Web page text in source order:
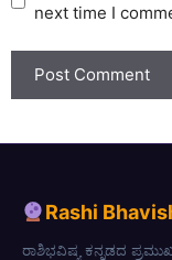
next time I
Rashi
ರಾಶಿಭವಿಷ್ಯ ಕನ್ನಡದ